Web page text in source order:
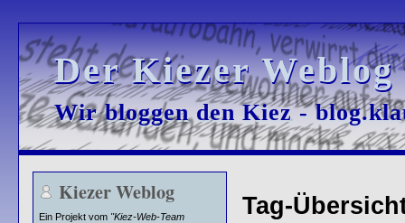
Der Kiezer
Der Kiezer
Wir bloggen den Kiez -
Wir bloggen den Kiez -
Kiezer Weblog
Ein Projekt vom "Kiez-Web-Team
Tag-